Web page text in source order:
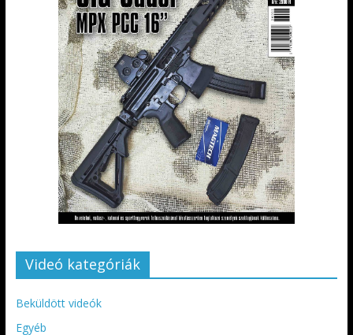
Videó kategóriák
Beküldött videók
Egyéb